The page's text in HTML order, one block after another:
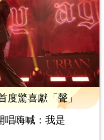
度驚喜獻「聲」
嗨喊：我是